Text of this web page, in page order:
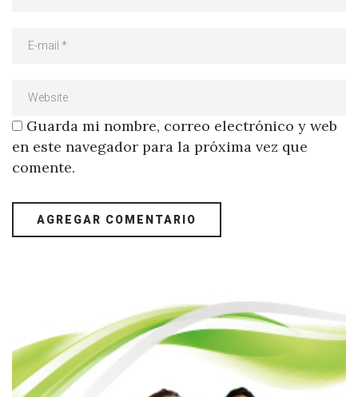
Guarda mi nombre, correo electrónico y web
en este navegador para la próxima vez que
comente.